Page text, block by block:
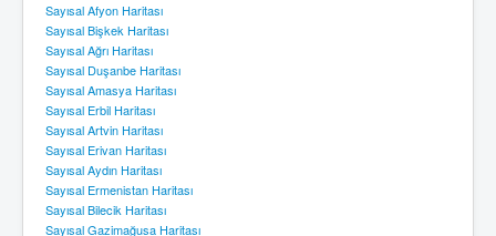
Sayısal Afyon Haritası
Sayısal Bişkek Haritası
Sayısal Ağrı Haritası
Sayısal Duşanbe Haritası
Sayısal Amasya Haritası
Sayısal Erbil Haritası
Sayısal Artvin Haritası
Sayısal Erivan Haritası
Sayısal Aydın Haritası
Sayısal Ermenistan Haritası
Sayısal Bilecik Haritası
Sayısal Gazimağusa Haritası